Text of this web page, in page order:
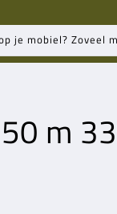
je mobiel?
m